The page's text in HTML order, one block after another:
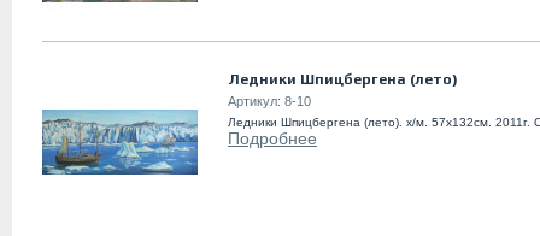
Ледники Шпицбергена (лето)
Артикул: 8-10
Ледники Шпицбергена (лето). х/м. 57х132см. 2011г.
Подробнее